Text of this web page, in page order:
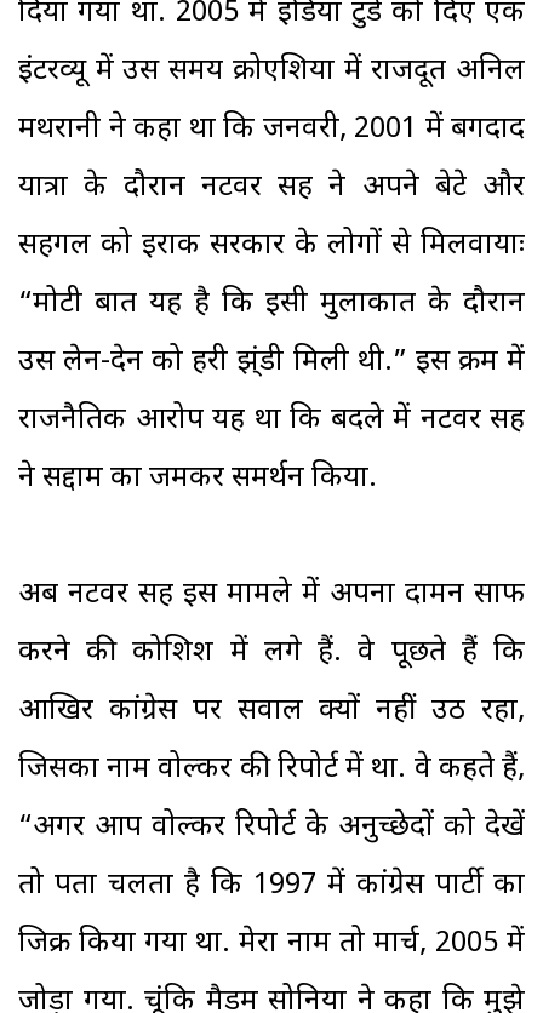
दिया गया था. 2005 में इंडिया टुडे को दिए एक
इंटरव्यू में उस समय क्रोएशिया में राजदूत अनिल
मथरानी ने कहा था कि जनवरी, 2001 में बगदाद
यात्रा के दौरान नटवर सिंह ने अपने बेटे और
सहगल को इराक सरकार के लोगों से मिलवायाः
“मोटी बात यह है कि इसी मुलाकात के दौरान
उस लेन-देन को हरी झ्ंडी मिली थी.” इस क्रम में
राजनैतिक आरोप यह था कि बदले में नटवर सिंह
ने सद्दाम का जमकर समर्थन किया.
अब नटवर सिंह इस मामले में अपना दामन साफ
करने की कोशिश में लगे हैं. वे पूछते हैं कि
आखिर कांग्रेस पर सवाल क्यों नहीं उठ रहा,
जिसका नाम वोल्कर की रिपोर्ट में था. वे कहते हैं,
“अगर आप वोल्कर रिपोर्ट के अनुच्छेदों को देखें
तो पता चलता है कि 1997 में कांग्रेस पार्टी का
जिक्र किया गया था. मेरा नाम तो मार्च, 2005 में
जोड़ा गया. चूंकि मैडम सोनिया ने कहा कि मुझे